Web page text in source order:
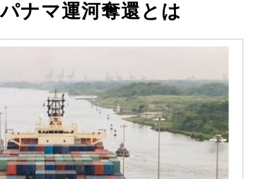
ナマ運河奪還とは